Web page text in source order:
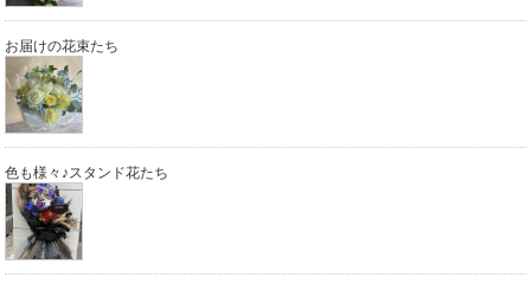
お届けの花束たち
色も様々♪スタンド花たち